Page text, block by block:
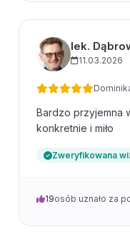
lek.
11.03.2026
Bardzo przyjemna
konkretnie i miło
Zweryfikowana
19osób uznało za